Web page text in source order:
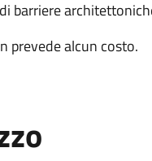
barriere
prevede alcun costo.